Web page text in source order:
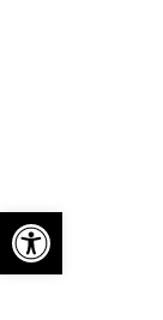
פתח